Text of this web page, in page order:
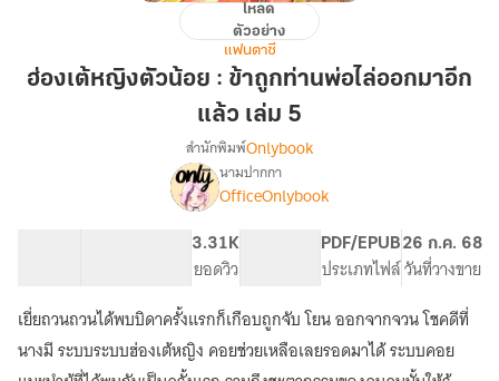
ฮ่องเต้
ตัว
ท่าน
มา
แล้ว
โหลด
ตัวอย่าง
แฟนตาซี
ฮ่องเต้หญิงตัวน้อย : ข้าถูกท่านพ่อไล่ออกมาอีก
แล้ว เล่ม 5
เรื่อง[จบ]
ฮ่องเต้
ข้า
ถูก
ท่าน
สำนักพิมพ์Onlybook
นามปากกา
OfficeOnlybook
3.31K
ยอดวิว
PDF/EPUB
ประเภทไฟล์
26 ก.ค. 68
วันที่วางขาย
เยี่ยถวนถวนได้พบบิดาครั้งแรกก็เกือบถูกจับ โยน ออกจากจวน โชคดีที่
นางมี ระบบระบบฮ่องเต้หญิง คอยช่วยเหลือเลยรอดมาได้ ระบบคอย